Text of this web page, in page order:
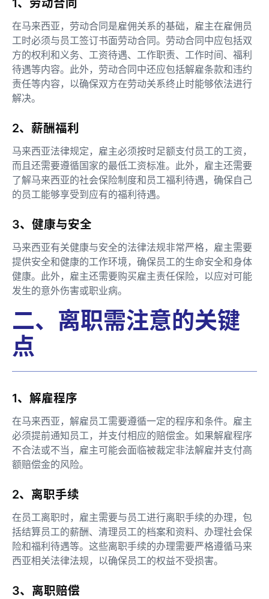
1、劳动合同
在马来西亚，劳动合同是雇佣关系的基础，雇主在雇佣员
工时必须与员工签订书面劳动合同。劳动合同中应包括双
方的权利和义务、工资待遇、工作职责、工作时间、福利
待遇等内容。此外，劳动合同中还应包括解雇条款和违约
责任等内容，以确保双方在劳动关系终止时能够依法进行
解决。
2、薪酬福利
马来西亚法律规定，雇主必须按时足额支付员工的工资，
而且还需要遵循国家的最低工资标准。此外，雇主还需要
了解马来西亚的社会保险制度和员工福利待遇，确保自己
的员工能够享受到应有的福利待遇。
3、健康与安全
马来西亚有关健康与安全的法律法规非常严格，雇主需要
提供安全和健康的工作环境，确保员工的生命安全和身体
健康。此外，雇主还需要购买雇主责任保险，以应对可能
发生的意外伤害或职业病。
二、离职需注意的关键
点
1、解雇程序
在马来西亚，解雇员工需要遵循一定的程序和条件。雇主
必须提前通知员工，并支付相应的赔偿金。如果解雇程序
不合法或不当，雇主可能会面临被裁定非法解雇并支付高
额赔偿金的风险。
2、离职手续
在员工离职时，雇主需要与员工进行离职手续的办理，包
括结算员工的薪酬、清理员工的档案和资料、办理社会保
险和福利待遇等。这些离职手续的办理需要严格遵循马来
西亚相关法律法规，以确保员工的权益不受损害。
3、离职赔偿